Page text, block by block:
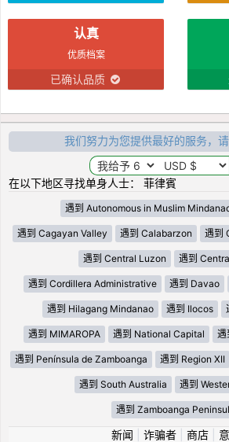
认真
优质档案
已确认品质
我们努力为您提供最好的服务，
在以下地区寻找单身人士： 菲律賓
遇到 Autonomous in Muslim
遇到 Cagayan Valley 遇到 Calabarzon 遇到
遇到 Central Luzon 遇到
遇到 Cordillera Administrative 遇到 Davao
遇到 Hilagang Mindanao 遇到 Ilocos
遇到 MIMAROPA 遇到 National Capital 遇
遇到 Península de Zamboanga 遇到 Region XII
遇到 South Australia 遇到
遇到 Zamboanga
新闻 诈骗者| 商店|